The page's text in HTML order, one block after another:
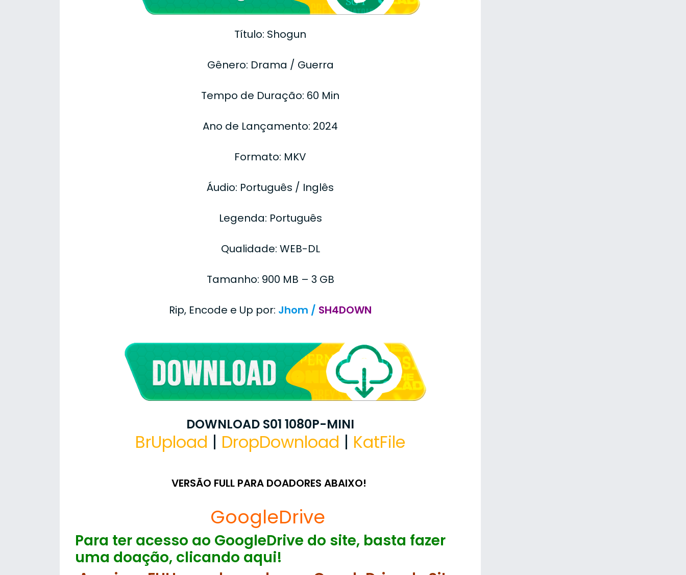
Título: Shogun
Gênero: Drama / Guerra
Tempo de Duração: 60 Min
Ano de Lançamento: 2024
Formato: MKV
Áudio: Português / Inglês
Legenda: Português
Qualidade: WEB-DL
Tamanho: 900 MB – 3 GB
Rip, Encode e Up por: Jhom / SH4DOWN
DOWNLOAD S01 1080P-MINI
BrUpload | DropDownload | KatFile
VERSÃO FULL PARA DOADORES ABAIXO!
GoogleDrive
Para ter acesso ao GoogleDrive do site, basta fazer
uma doação, clicando aqui!